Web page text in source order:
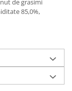
de grasimi
85,0%,